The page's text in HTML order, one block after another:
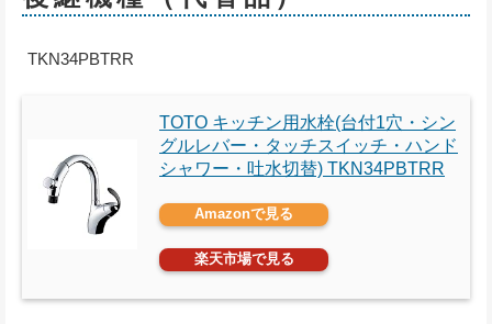
TKN34PBTRR
TOTO キッチン用水栓(台付1穴・シン
グルレバー・タッチスイッチ・ハンド
シャワー・吐水切替) TKN34PBTRR
Amazonで見る
楽天市場で見る